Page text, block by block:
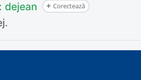
dejean Corectează